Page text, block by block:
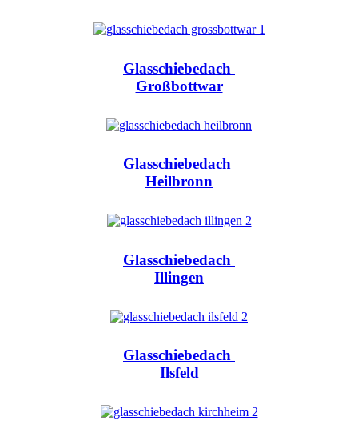
Glasschiebedach
Großbottwar
Glasschiebedach
Heilbronn
Glasschiebedach
Illingen
Glasschiebedach
Ilsfeld